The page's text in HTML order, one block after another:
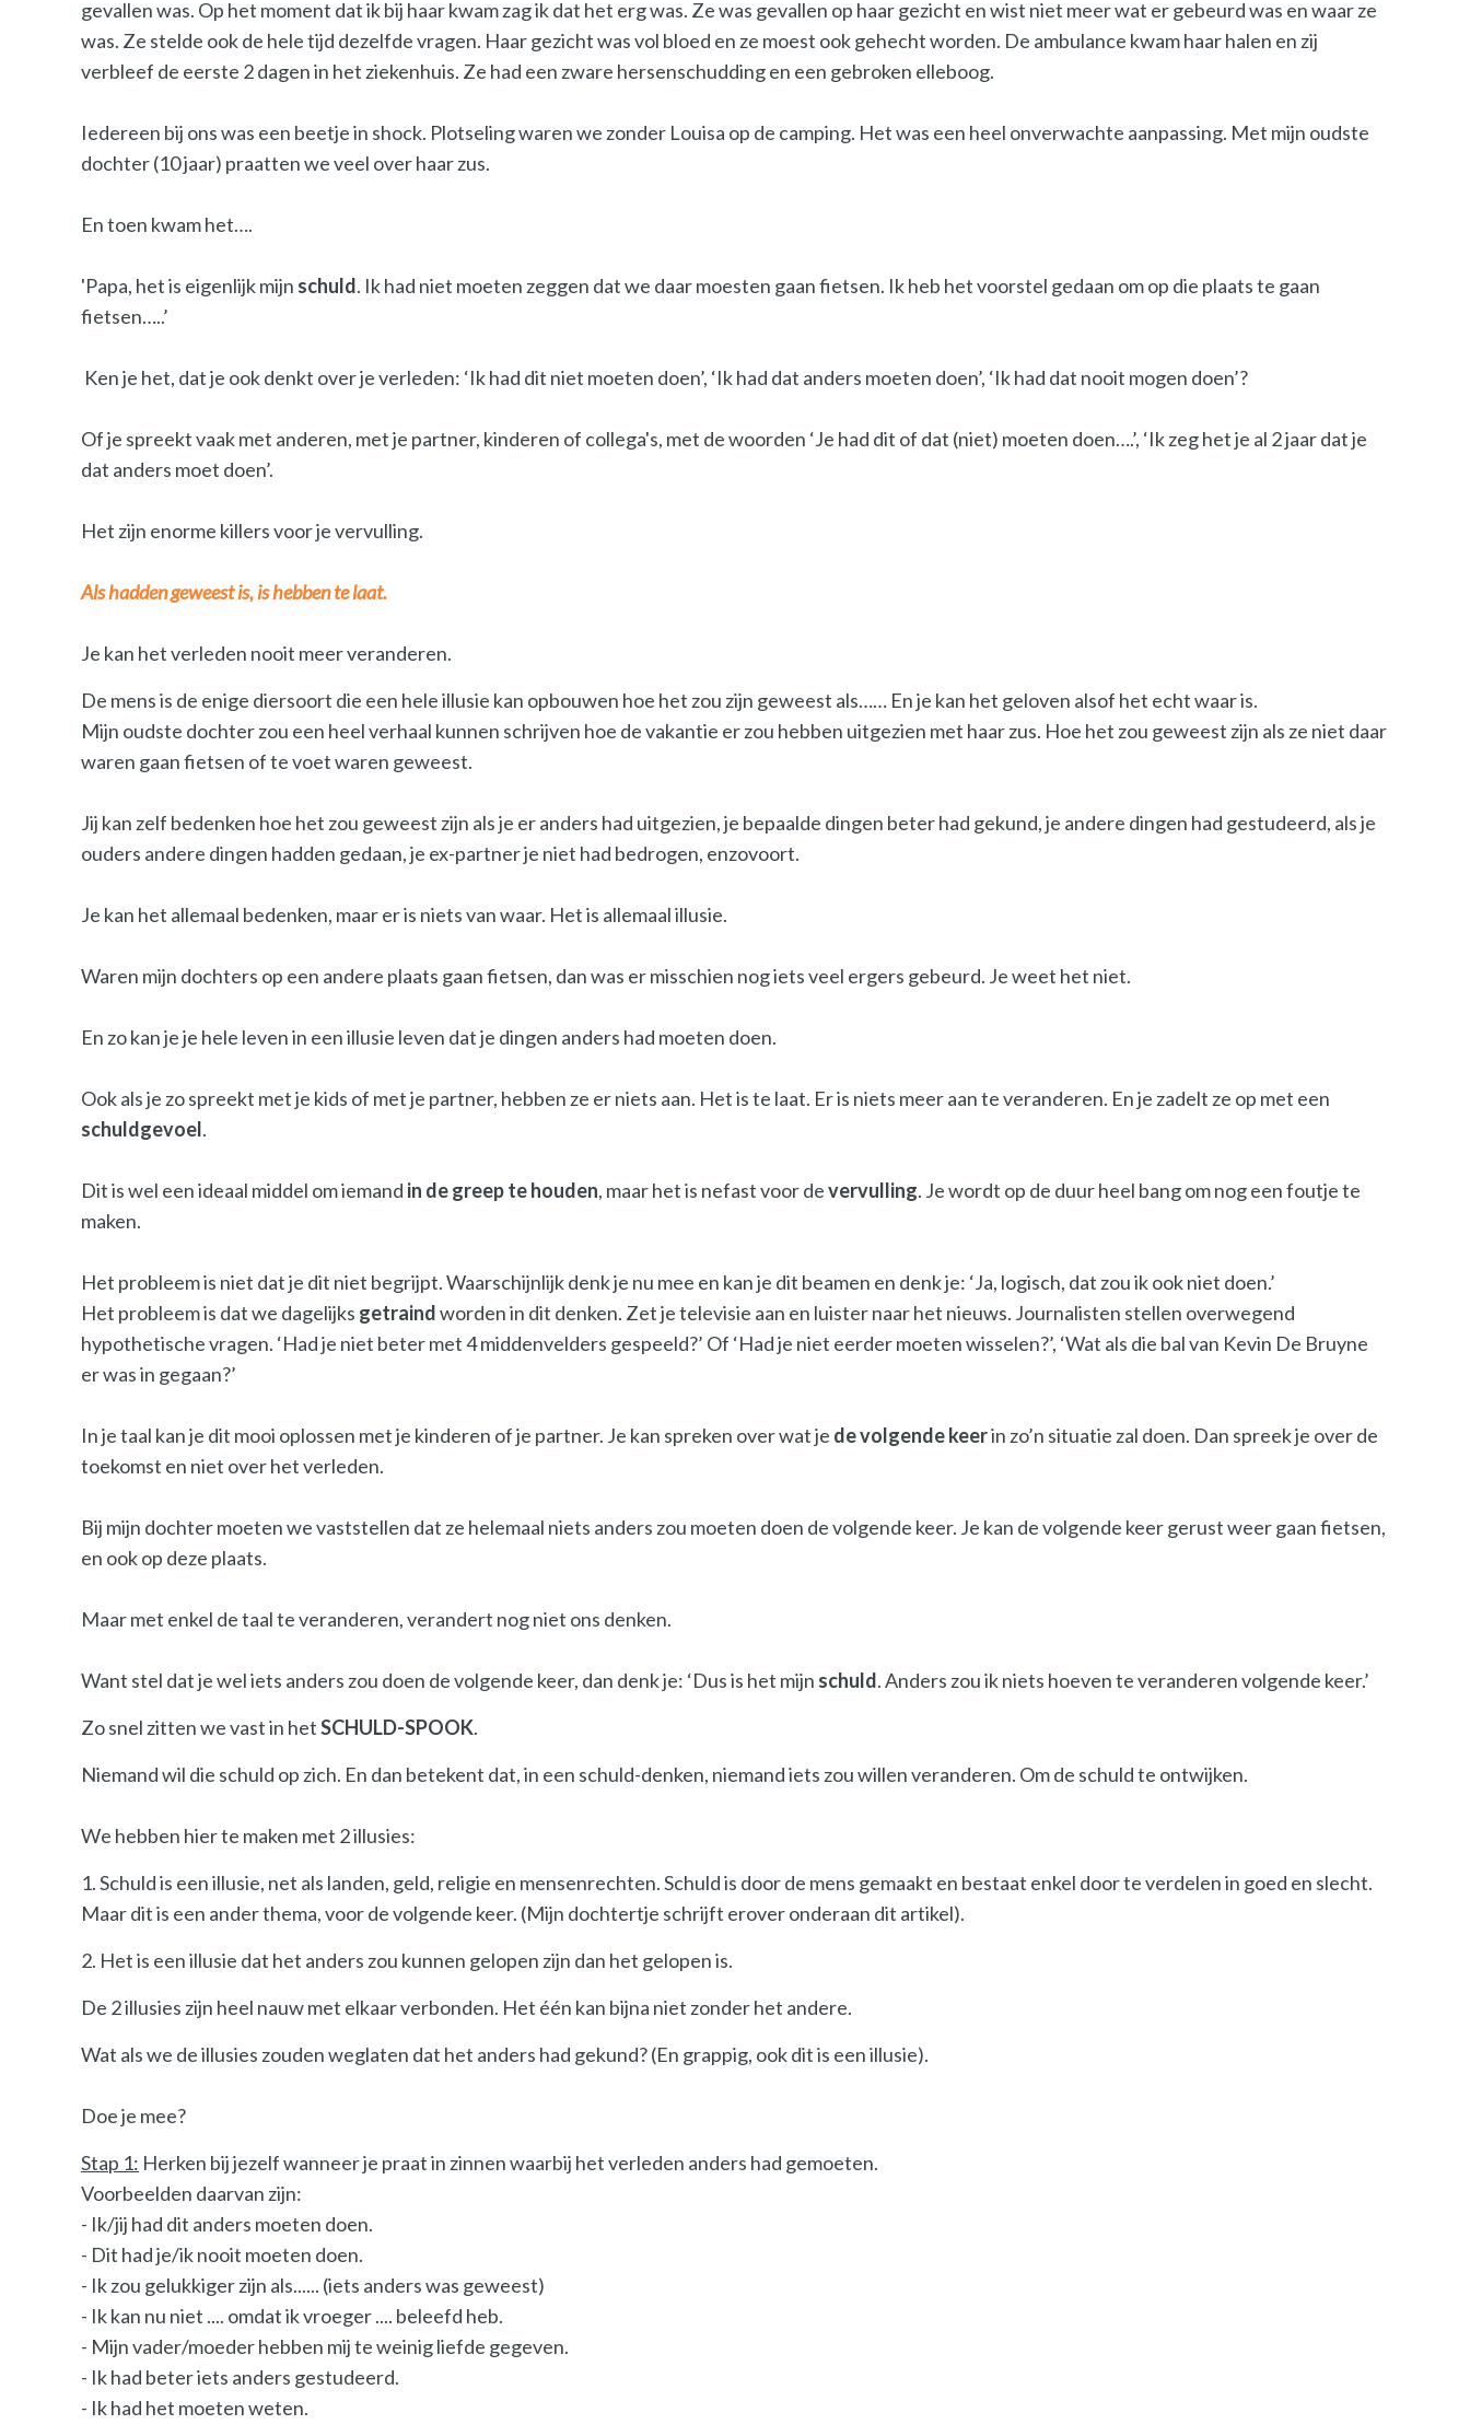
gevallen was. Op het moment dat ik bij haar kwam zag ik dat het erg was. Ze was gevallen op haar gezicht en wist niet meer wat er gebeurd was en waar ze
was. Ze stelde ook de hele tijd dezelfde vragen. Haar gezicht was vol bloed en ze moest ook gehecht worden. De ambulance kwam haar halen en zij
verbleef de eerste 2 dagen in het ziekenhuis. Ze had een zware hersenschudding en een gebroken elleboog.
Iedereen bij ons was een beetje in shock. Plotseling waren we zonder Louisa op de camping. Het was een heel onverwachte aanpassing. Met mijn oudste
dochter (10 jaar) praatten we veel over haar zus.
En toen kwam het….
'Papa, het is eigenlijk mijn schuld. Ik had niet moeten zeggen dat we daar moesten gaan fietsen. Ik heb het voorstel gedaan om op die plaats te gaan
fietsen…..’
Ken je het, dat je ook denkt over je verleden: ‘Ik had dit niet moeten doen’, ‘Ik had dat anders moeten doen’, ‘Ik had dat nooit mogen doen’?
Of je spreekt vaak met anderen, met je partner, kinderen of collega's, met de woorden ‘Je had dit of dat (niet) moeten doen….’, ‘Ik zeg het je al 2 jaar dat je
dat anders moet doen’.
Het zijn enorme killers voor je vervulling.
Als hadden geweest is, is hebben te laat.
Je kan het verleden nooit meer veranderen.
De mens is de enige diersoort die een hele illusie kan opbouwen hoe het zou zijn geweest als…… En je kan het geloven alsof het echt waar is.
Mijn oudste dochter zou een heel verhaal kunnen schrijven hoe de vakantie er zou hebben uitgezien met haar zus. Hoe het zou geweest zijn als ze niet daar
waren gaan fietsen of te voet waren geweest.
Jij kan zelf bedenken hoe het zou geweest zijn als je er anders had uitgezien, je bepaalde dingen beter had gekund, je andere dingen had gestudeerd, als je
ouders andere dingen hadden gedaan, je ex-partner je niet had bedrogen, enzovoort.
Je kan het allemaal bedenken, maar er is niets van waar. Het is allemaal illusie.
Waren mijn dochters op een andere plaats gaan fietsen, dan was er misschien nog iets veel ergers gebeurd. Je weet het niet.
En zo kan je je hele leven in een illusie leven dat je dingen anders had moeten doen.
Ook als je zo spreekt met je kids of met je partner, hebben ze er niets aan. Het is te laat. Er is niets meer aan te veranderen. En je zadelt ze op met een
schuldgevoel.
Dit is wel een ideaal middel om iemand in de greep te houden, maar het is nefast voor devervulling. Je wordt op de duur heel bang om nog een foutje te
maken.
Het probleem is niet dat je dit niet begrijpt. Waarschijnlijk denk je nu mee en kan je dit beamen en denk je: ‘Ja, logisch, dat zou ik ook niet doen.’
Het probleem is dat we dagelijks getraindworden in dit denken. Zet je televisie aan en luister naar het nieuws. Journalisten stellen overwegend
hypothetische vragen. ‘Had je niet beter met 4 middenvelders gespeeld?’ Of ‘Had je niet eerder moeten wisselen?’, ‘Wat als die bal van Kevin De Bruyne
er was in gegaan?’
In je taal kan je dit mooi oplossen met je kinderen of je partner. Je kan spreken over wat je devolgendekeerin zo’n situatie zal doen. Dan spreek je over de
toekomst en niet over het verleden.
Bij mijn dochter moeten we vaststellen dat ze helemaal niets anders zou moeten doen de volgende keer. Je kan de volgende keer gerust weer gaan fietsen,
en ook op deze plaats.
Maar met enkel de taal te veranderen, verandert nog niet ons denken.
Want stel dat je wel iets anders zou doen de volgende keer, dan denk je: ‘Dus is het mijn schuld. Anders zou ik niets hoeven te veranderen volgende keer.’
Zo snel zitten we vast in hetSCHULD-SPOOK.
Niemand wil die schuld op zich. En dan betekent dat, in een schuld-denken, niemand iets zou willen veranderen. Om de schuld te ontwijken.
We hebben hier te maken met 2 illusies:
1. Schuld is een illusie, net als landen, geld, religie en mensenrechten. Schuld is door de mens gemaakt en bestaat enkel door te verdelen in goed en slecht.
Maar dit is een ander thema, voor de volgende keer. (Mijn dochtertje schrijft erover onderaan dit artikel).
2. Het is een illusie dat het anders zou kunnen gelopen zijn dan het gelopen is.
De 2 illusies zijn heel nauw met elkaar verbonden. Het één kan bijna niet zonder het andere.
Wat als we de illusies zouden weglaten dat het anders had gekund? (En grappig, ook dit is een illusie).
Doe je mee?
Stap 1: Herken bij jezelf wanneer je praat in zinnen waarbij het verleden anders had gemoeten.
Voorbeelden daarvan zijn:
- Ik/jij had dit anders moeten doen.
- Dit had je/ik nooit moeten doen.
- Ik zou gelukkiger zijn als...... (iets anders was geweest)
- Ik kan nu niet .... omdat ik vroeger .... beleefd heb.
- Mijn vader/moeder hebben mij te weinig liefde gegeven.
- Ik had beter iets anders gestudeerd.
- Ik had het moeten weten.